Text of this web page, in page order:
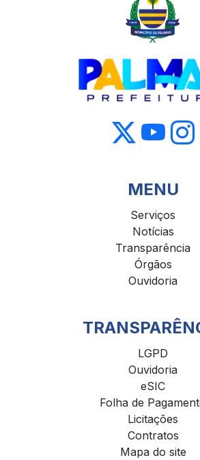
MENU
Serviços
Notícias
Transparência
Órgãos
Ouvidoria
LGPD
Ouvidoria
eSIC
Folha de
Licitações
Contratos
Mapa do site